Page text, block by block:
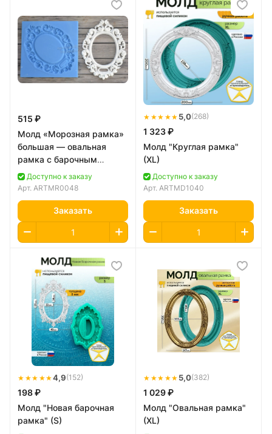
515 ₽
Молд «Морозная рамка»
большая — овальная
рамка с барочным
орнаментом
Доступно к заказу
Арт. ARTMR0048
Заказать
★★★★★ 5,0(268)
1 323 ₽
Молд "Круглая рамка"
(XL)
Доступно к заказу
Арт. ARTMD1040
Заказать
★★★★★4,9(152)
198 ₽
Молд "Новая барочная
рамка" (S)
★★★★★ 5,0(382)
1 029 ₽
Молд "Овальная рамка"
(XL)